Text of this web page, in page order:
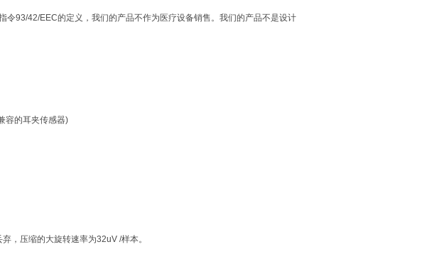
令93/42/EEC的定义，我们的产品不作为医疗设备销售。我们的产品不是设计
容的耳夹传感器)
，压缩的大旋转速率为32uV /样本。